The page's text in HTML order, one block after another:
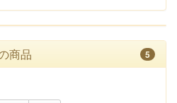
商品 5